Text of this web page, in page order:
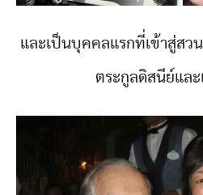
และเป็นบุคคลแรกที่เข้าสู่สว
ตระกูลดิสนีย์และ